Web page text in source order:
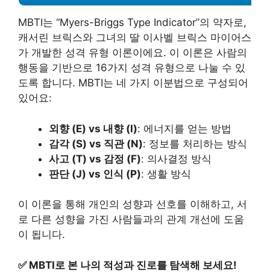
MBTI는 “Myers-Briggs Type Indicator”의 약자로,
캐서린 브릭스와 그녀의 딸 이사벨 브릭스 마이어스
가 개발한 성격 유형 이론이에요. 이 이론은 사람의
행동을 기반으로 16가지 성격 유형으로 나눌 수 있
도록 합니다. MBTI는 네 가지 이분법으로 구성되어
있어요:
외향 (E) vs 내향 (I): 에너지를 얻는 방법
감각 (S) vs 직관 (N): 정보를 처리하는 방식
사고 (T) vs 감정 (F): 의사결정 방식
판단 (J) vs 인식 (P): 생활 방식
이 이론을 통해 개인의 성향과 선호를 이해하고, 서
로 다른 성향을 가진 사람들과의 관계 개선에 도움
이 됩니다.
✅ MBTI로 본 나의 적성과 진로를 탐색해 보세요!